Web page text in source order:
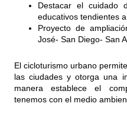
Destacar el cuidado
educativos tendientes
Proyecto de
José- San Diego- San
El cicloturismo urbano
las ciudades y otorga una
manera establece el
tenemos con el medio